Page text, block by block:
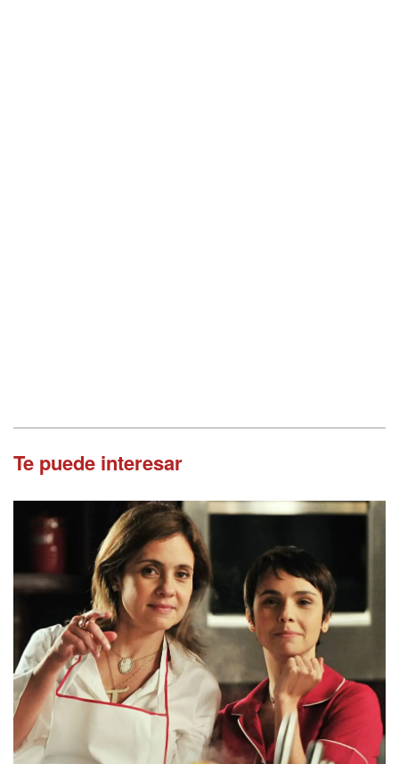
Te puede interesar
Expectativa
¿Se viene la segunda parte? El actor de